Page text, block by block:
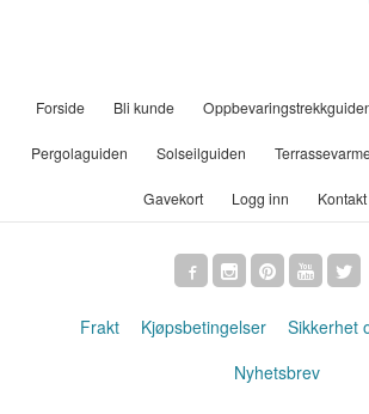
Forside Bli kunde
Pergolaguiden Solseilguiden
Gavekort Logg inn
Frakt Kjøpsbetingelser
Sikkerhet
Nyhetsbrev